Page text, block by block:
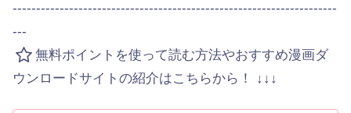
---------------------------------------------------------------------
---
無料ポイントを使って読む方法やおすすめ漫画ダ
ウンロードサイトの紹介はこちらから！ ↓↓↓